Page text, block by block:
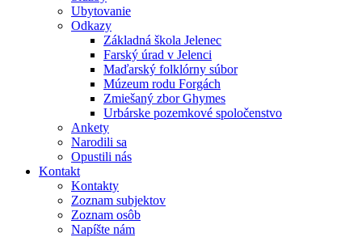
Ubytovanie
Odkazy
Základná škola Jelenec
Farský úrad v Jelenci
Maďarský folklórny súbor
Múzeum rodu Forgách
Zmiešaný zbor Ghymes
Urbárske pozemkové spoločenstvo
Ankety
Narodili sa
Opustili nás
Kontakt
Kontakty
Zoznam subjektov
Zoznam osôb
Napíšte nám